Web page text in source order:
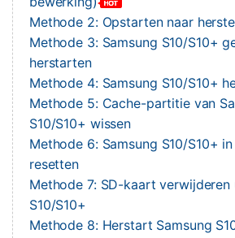
Methode 2: Opstarten naar
Methode 3: Samsung S10/S10+
herstarten
Methode 4: Samsung S10/S10+
Methode 5: Cache-partitie van
S10/S10+ wissen
Methode 6: Samsung S10/S10+
resetten
Methode 7: SD-kaart verwijderen
S10/S10+
Methode 8: Herstart Samsung